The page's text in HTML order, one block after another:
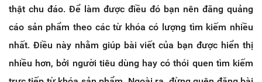
thật chu đáo. Để làm được điều đó bạn nên đăng quảng
cáo sản phẩm theo các từ khóa có lượng tìm kiếm nhiều
nhất. Điều này nhằm giúp bài viết của bạn được hiển thị
nhiều hơn, bởi người tiêu dùng hay có thói quen tìm kiếm